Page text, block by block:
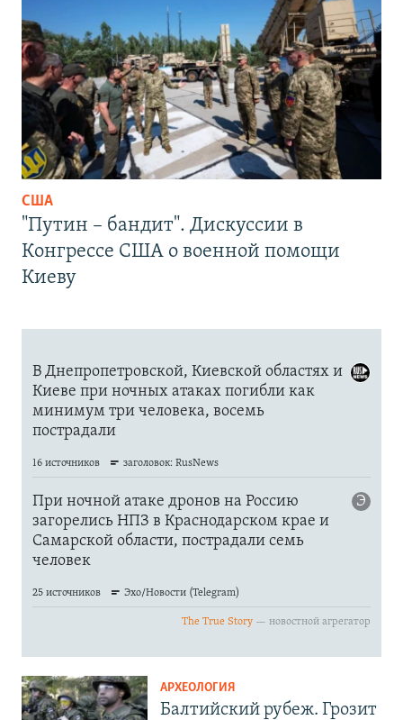
США
"Путин – бандит". Дискуссии в
Конгрессе США о военной помощи
Киеву
АРХЕОЛОГИЯ
Балтийский рубеж. Грозит